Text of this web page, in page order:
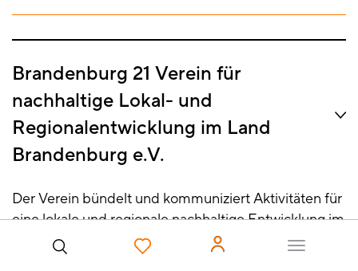
Brandenburg 21 Verein für
nachhaltige Lokal- und
Regionalentwicklung im Land
Brandenburg e.V.
Der Verein bündelt und kommuniziert Aktivitäten für
eine lokale und regionale nachhaltige Entwicklung im
Land Brandenburg im Sinne der Agenda 2030. Der